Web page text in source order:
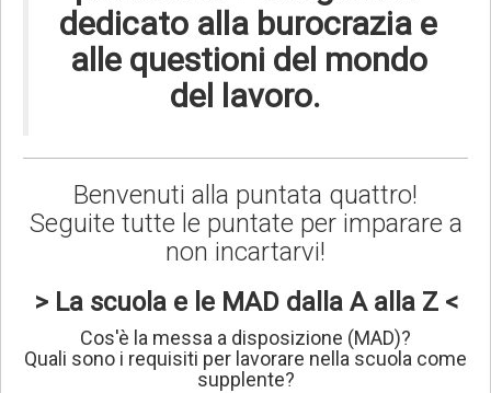
dedicato alla burocrazia e
alle questioni del mondo
del lavoro.
Benvenuti alla puntata quattro!
Seguite tutte le puntate per imparare a
non incartarvi!
> La scuola e le MAD dalla A alla Z <
Cos'è la messa a disposizione (MAD)?
Quali sono i requisiti per lavorare nella scuola come
supplente?